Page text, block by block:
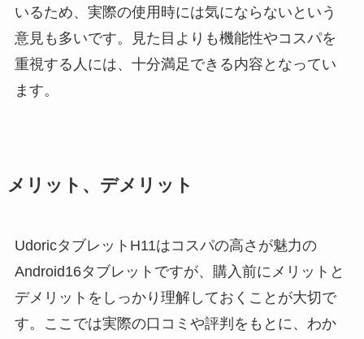
いるため、実際の使用時には気にならないという
意見も多いです。見た目よりも機能性やコスパを
重視する人には、十分満足できる内容となってい
ます。
メリット、デメリット
UdoricタブレットH11はコスパの高さが魅力の
Android16タブレットですが、購入前にメリットと
デメリットをしっかり理解しておくことが大切で
す。ここでは実際の口コミや評判をもとに、わか